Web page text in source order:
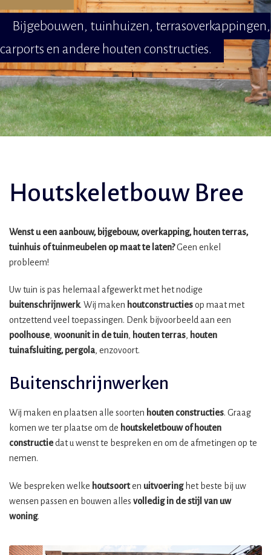
Bijgebouwen, tuinhuizen, terrasoverkappingen,
carports en andere houten constructies.
Houtskeletbouw Bree
Wenst u een aanbouw, bijgebouw, overkapping, houten terras,
tuinhuis of tuinmeubelen op maat te laten?Geen enkel
probleem!
Uw tuin is pas helemaal afgewerkt met het nodige
buitenschrijnwerk. Wij maken houtconstructiesop maat met
ontzettend veel toepassingen. Denk bijvoorbeeld aan een
poolhouse, woonunit in de tuin, houten terras, houten
tuinafsluiting, pergola, enzovoort.
Buitenschrijnwerken
Wij maken en plaatsen alle soorten houten constructies. Graag
komen we ter plaatse om de houtskeletbouw of houten
constructiedat u wenst te bespreken en om de afmetingen op te
nemen.
We bespreken welke houtsoorten uitvoeringhet beste bij uw
wensen passen en bouwen alles volledig in de stijl van uw
woning.